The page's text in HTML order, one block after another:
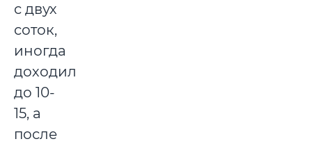
с двух
соток,
иногда
доходило
до 10-
15, а
после